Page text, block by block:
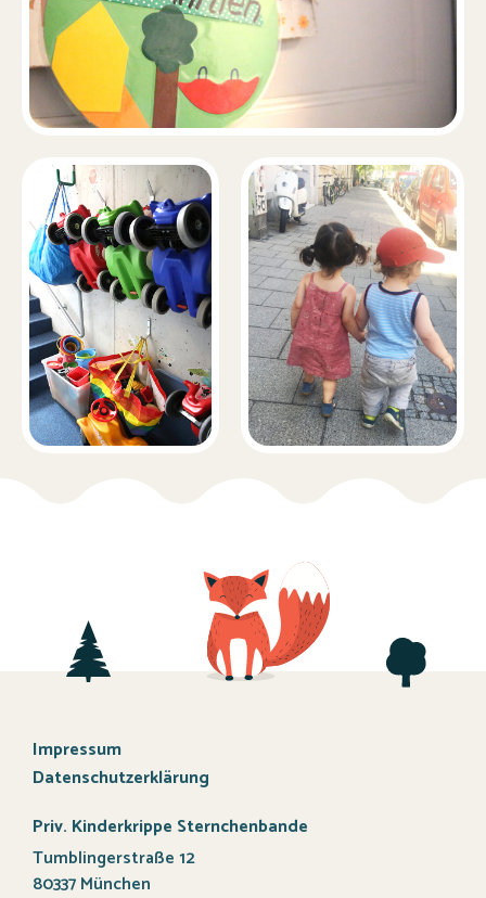
Impressum
Datenschutzerklärung
Priv. Kinderkrippe Sternchenbande
Tumblingerstraße 12
80337 München